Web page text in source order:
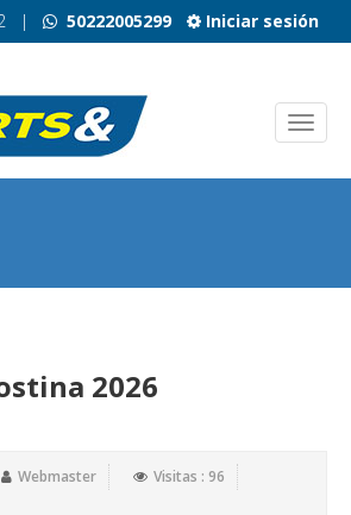
Iniciar sesión
| 50222005299
2026
Webmaster
Visitas : 96